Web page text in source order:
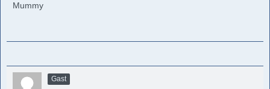
Mummy
Gast